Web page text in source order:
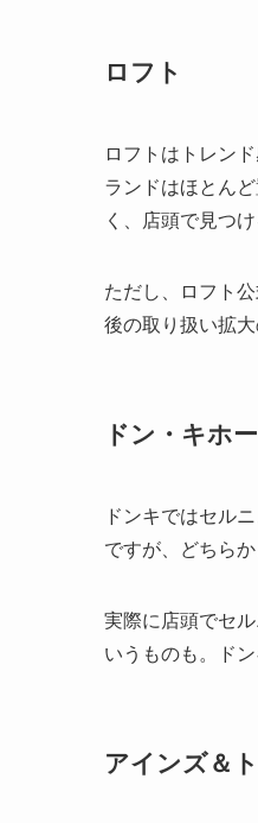
ロフト
ロフトはトレン
ランドはほとん
く、店頭で見つ
ただし、ロフト
後の取り扱い拡
ドン・キホ
ドンキではセル
ですが、どちら
実際に店頭でセ
いうものも。ド
アインズ＆